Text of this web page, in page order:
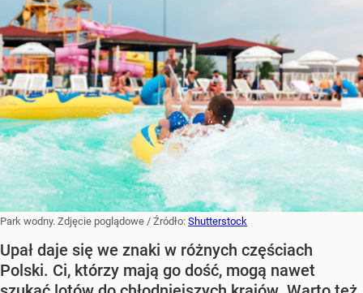
Park wodny. Zdjęcie poglądowe / Źródło: Shutterstock
Upał daje się we znaki w różnych częściach
Polski. Ci, którzy mają go dość, mogą nawet